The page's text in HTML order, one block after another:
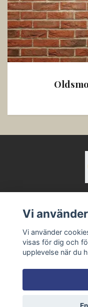
Vi
Vi använder
visas för dig och
upplevelse när du